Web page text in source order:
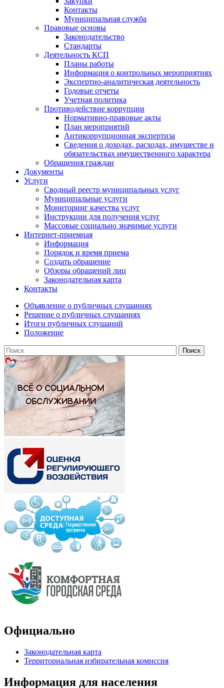
Контакты
Муниципальная служба
Правовые основы
Законодательство
Стандарты
Деятельность КСП
Планы работы
Информация о контрольных мероприятиях
Экспертно-аналитическая деятельность
Годовые отчеты
Учетная политика
Противодействие коррупции
Нормативно-правовые акты
План мероприятий
Антикоррупционная экспертиза
Сведения о доходах, расходах, имуществе и
обязательствах имущественного характера
Обращения граждан
Документы
Услуги
Сводный реестр муниципальных услуг
Муниципальные услуги
Мониторинг качества услуг
Инструкции для получения услуг
Массовые социально значимые услуги
Интернет-приемная
Информация
Порядок и время приема
Создать обращение
Обзоры обращений лиц
Законодательная карта
Контакты
Объявление о публичных слушаниях
Решение о публичных слушаниях
Итоги публичных слушаний
Положение
Официально
Законодательная карта
Территориальная избирательная комиссия
Информация для населения